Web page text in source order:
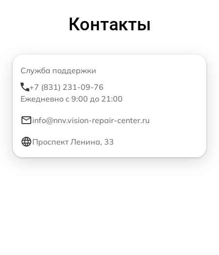
Контакты
Служба поддержки
+7 (831) 231-09-76
Ежедневно с 9:00 до 21:00
info@nnv.vision-repair-center.ru
Проспект Ленина, 33